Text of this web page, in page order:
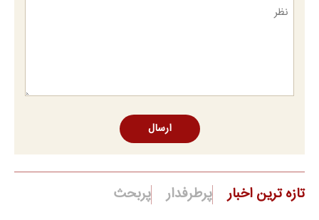
ارسال
تازه ترین اخبار پرطرفدار پربحث